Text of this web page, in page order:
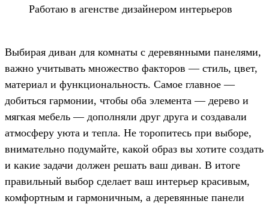
Работаю в агенстве дизайнером интерьеров
Выбирая диван для комнаты с деревянными панелями,
важно учитывать множество факторов — стиль, цвет,
материал и функциональность. Самое главное —
добиться гармонии, чтобы оба элемента — дерево и
мягкая мебель — дополняли друг друга и создавали
атмосферу уюта и тепла. Не торопитесь при выборе,
внимательно подумайте, какой образ вы хотите создать
и какие задачи должен решать ваш диван. В итоге
правильный выбор сделает ваш интерьер красивым,
комфортным и гармоничным, а деревянные панели